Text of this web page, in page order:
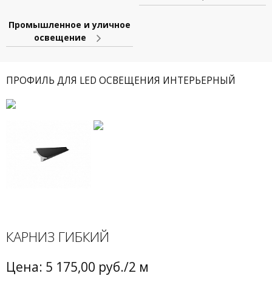
Промышленное и уличное
освещение
ПРОФИЛЬ ДЛЯ LED ОСВЕЩЕНИЯ ИНТЕРЬЕРНЫЙ
КАРНИЗ ГИБКИЙ
Цена: 5 175,00 руб./2 м